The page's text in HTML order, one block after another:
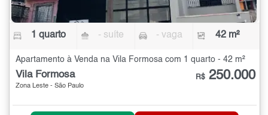
1 quarto - suíte - vaga 42 m²
Apartamento à Venda na Vila Formosa com 1 quarto - 42 m²
Vila Formosa
Zona Leste - São Paulo
R$ 250.000